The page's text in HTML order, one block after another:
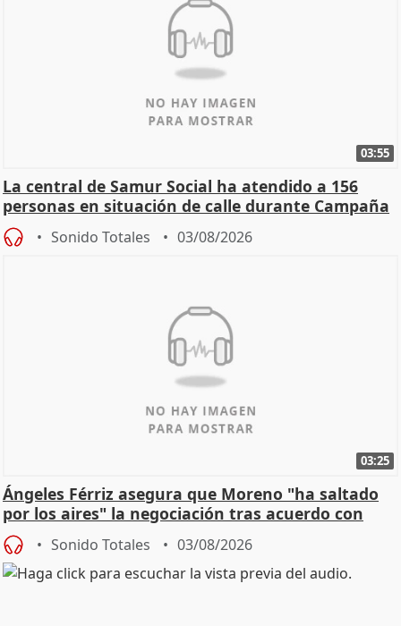
03:55
La central de Samur Social ha atendido a 156
personas en situación de calle durante Campaña
de Calor
Sonido Totales 03/08/2026
03:25
Ángeles Férriz asegura que Moreno "ha saltado
por los aires" la negociación tras acuerdo con
SMA
Sonido Totales 03/08/2026